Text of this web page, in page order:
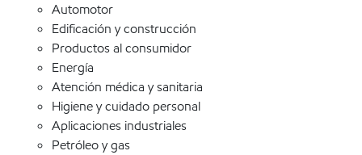
Automotor
Edificación y construcción
Productos al consumidor
Energía
Atención médica y sanitaria
Higiene y cuidado personal
Aplicaciones industriales
Petróleo y gas